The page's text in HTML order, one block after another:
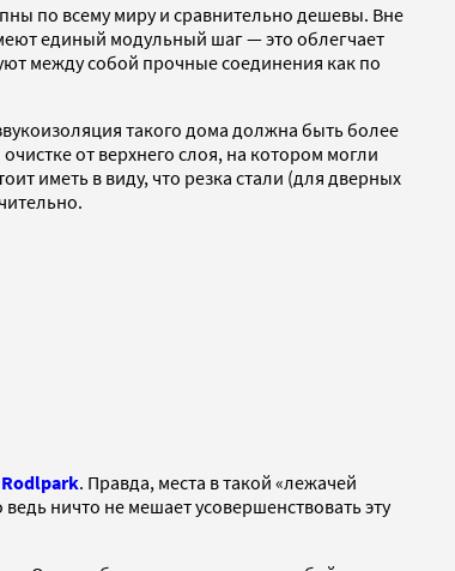
по всему миру и сравнительно дешевы. Вне
единый модульный шаг — это облегчает
между собой прочные соединения как по
такого дома должна быть более
от верхнего слоя, на котором могли
иметь в виду, что резка стали (для дверных
Rodlpark. Правда, места в такой «лежачей
ничто не мешает усовершенствовать эту